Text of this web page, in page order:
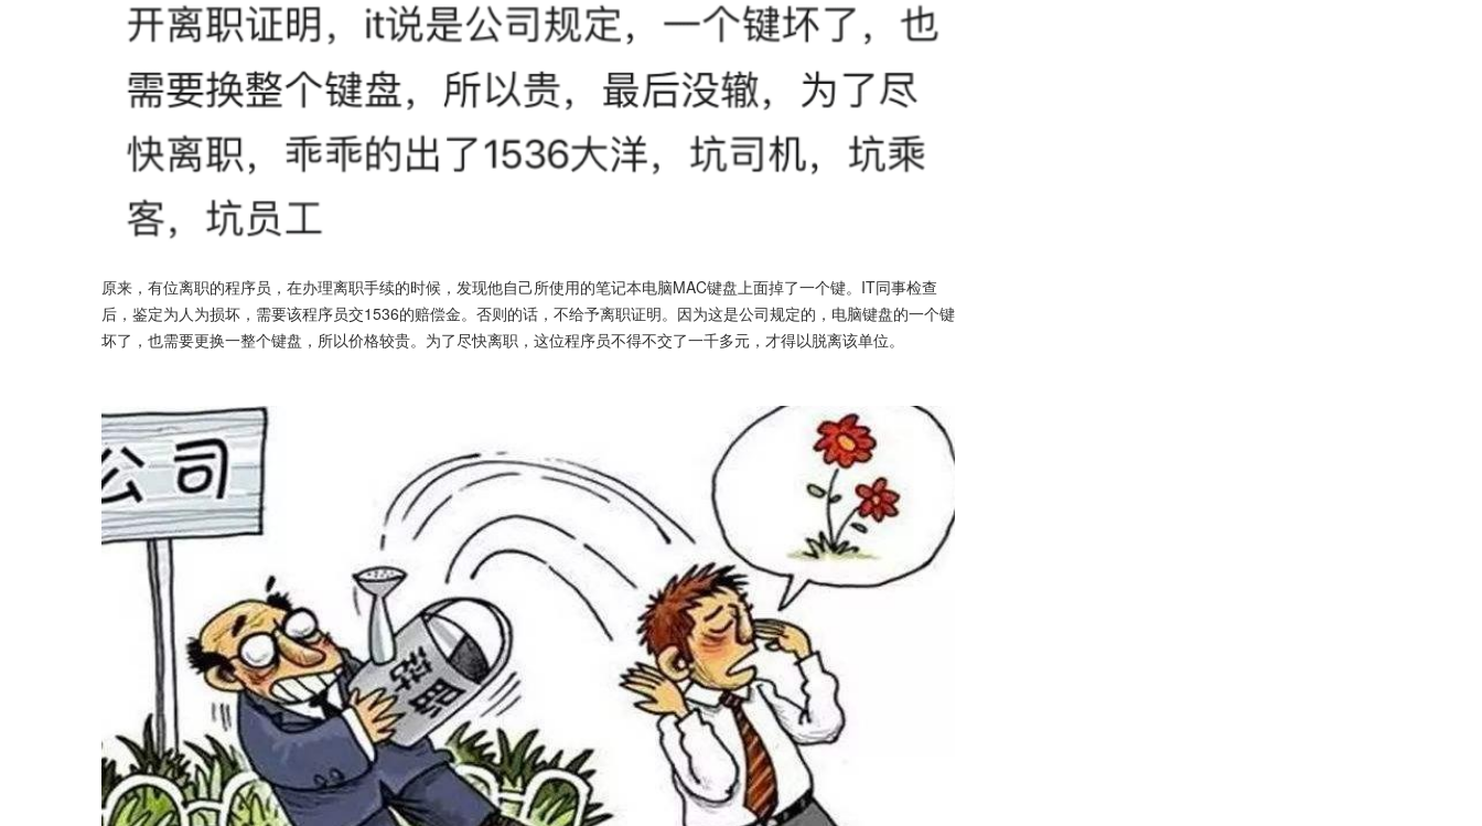
原来，有位离职的程序员，在办理离职手续的时候，发现他自己所使用的笔记本电脑MAC键盘上面掉了一个键。IT同事检查
后，鉴定为人为损坏，需要该程序员交1536的赔偿金。否则的话，不给予离职证明。因为这是公司规定的，电脑键盘的一个键
坏了，也需要更换一整个键盘，所以价格较贵。为了尽快离职，这位程序员不得不交了一千多元，才得以脱离该单位。